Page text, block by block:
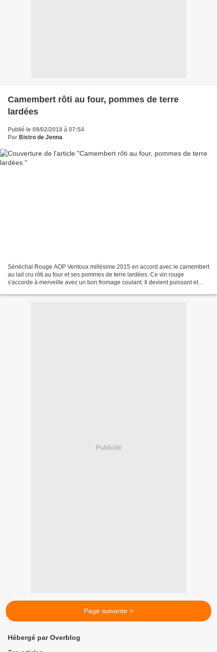
Camembert rôti au four, pommes de terre
lardées
Publié le 09/02/2018 à 07:54
Par Bistro de Jenna
Sénéchal Rouge AOP Ventoux millésime 2015 en accord avec le camembert
au lait cru rôti au four et ses pommes de terre lardées. Ce vin rouge
s'accorde à merveille avec un bon fromage coulant. Il devient puissant et
Publicité
Page suivante >
Hébergé par Overblog